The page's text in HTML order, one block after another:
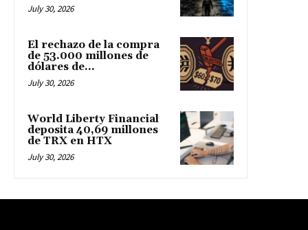
July 30, 2026
El rechazo de la compra
de 53.000 millones de
dólares de...
July 30, 2026
World Liberty Financial
deposita 40,69 millones
de TRX en HTX
July 30, 2026